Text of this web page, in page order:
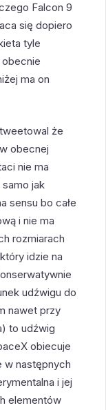
Falcon 9
się dopiero
tyle
obecnie
ma on
że
obecnej
nie ma
samo jak
sensu bo całe
i nie ma
rozmiarach
idzie na
udźwigu do
nawet przy
to udźwig
obiecuje
w następnych
i jej
elementów